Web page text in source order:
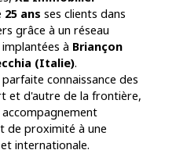
25 ans ses clients dans
grâce à un réseau
à Briançon
(Italie).
connaissance des
et d'autre de la frontière,
de proximité à une
internationale.